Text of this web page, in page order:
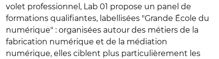
volet professionnel, Lab 01 propose un panel de
formations qualifiantes, labellisées "Grande École du
numérique" : organisées autour des métiers de la
fabrication numérique et de la médiation
numérique, elles ciblent plus particulièrement les